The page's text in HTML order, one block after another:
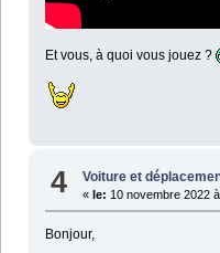
Et vous, à quoi vous jouez ?
4 Voiture et
«le: 10 novembre 2022
Bonjour,